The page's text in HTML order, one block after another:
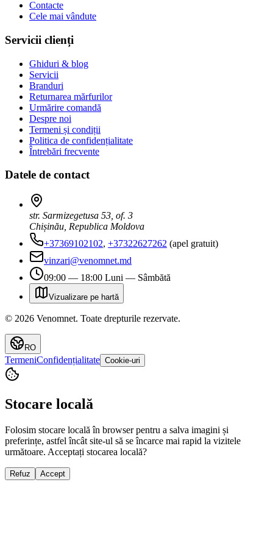
Contacte
Cele mai vândute
Servicii clienți
Ghiduri & blog
Servicii
Branduri
Returnarea mărfurilor
Urmărire comandă
Despre noi
Termeni și condiții
Politica de confidențialitate
Întrebări frecvente
Datele de contact
str. Sarmizegetusa 53, of. 3
Chișinău, Republica Moldova
+37369102102, +37322627262 (apel gratuit)
vinzari@venomnet.md
09:00 — 18:00 Luni — Sâmbătă
Vizualizare pe hartă
© 2026 Venomnet. Toate drepturile rezervate.
RO
TermeniConfidențialitate Cookie-uri
Stocare locală
Folosim stocare locală în browser pentru a salva imagini și
preferințe, astfel încât site-ul să se încarce mai rapid la vizitele
următoare. Acceptați stocarea locală?
Refuz Accept